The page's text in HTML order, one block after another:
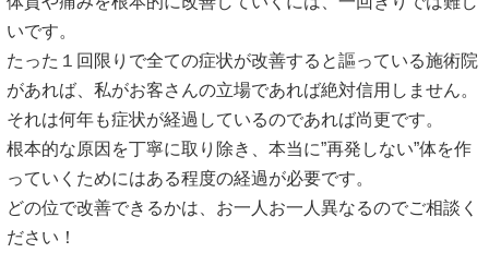
いです。
たった１回限りで全ての症状が改善すると謳っている施術院
があれば、私がお客さんの立場であれば絶対信用しません。
それは何年も症状が経過しているのであれば尚更です。
根本的な原因を丁寧に取り除き、本当に”再発しない”体を作
っていくためにはある程度の経過が必要です。
どの位で改善できるかは、お一人お一人異なるのでご相談く
ださい！